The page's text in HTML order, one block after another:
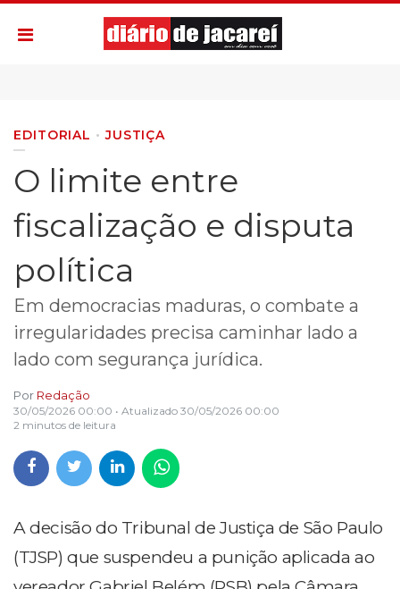
EDITORIAL JUSTIÇA
O limite entre
fiscalização e disputa
política
Em democracias maduras, o combate a
irregularidades precisa caminhar lado a
lado com segurança jurídica.
Por Redação
30/05/2026 00:00 • Atualizado 30/05/2026 00:00
2 minutos de leitura
A decisão do Tribunal de Justiça de São Paulo
(TJSP) que suspendeu a punição aplicada ao